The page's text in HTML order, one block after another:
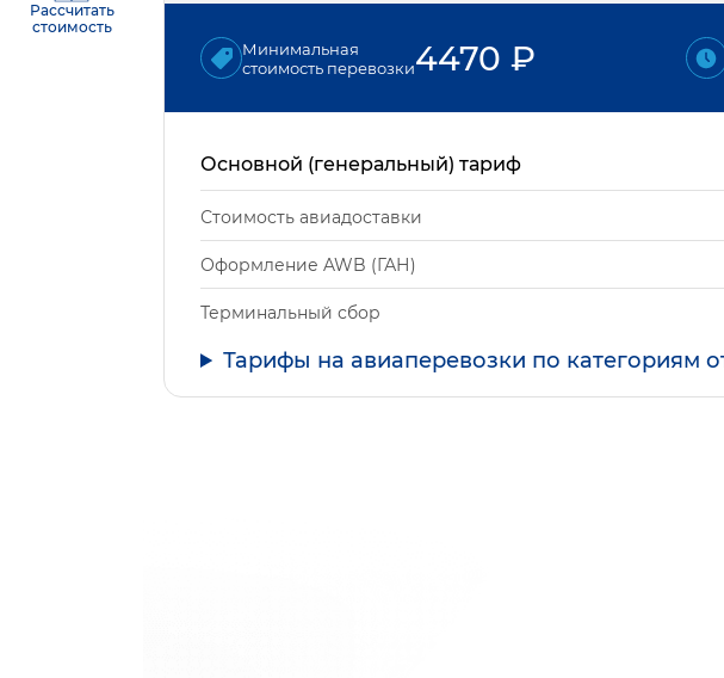
Рассчитать
стоимость
Минимальная
стоимость перевозки4470 ₽
Основной (генеральный) тариф
Стоимость авиадоставки
Оформление AWB (ГАН)
Терминальный сбор
Тарифы на авиаперевозки по категориям